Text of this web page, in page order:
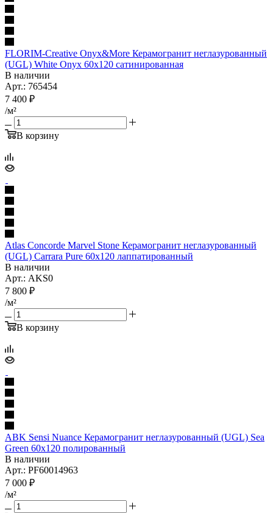
FLORIM-Creative Onyx&More Керамогранит неглазурованный
(UGL) White Onyx 60x120 сатинированная
В наличии
Арт.: 765454
7 400 ₽
/м²
В корзину
Atlas Concorde Marvel Stone Керамогранит неглазурованный
(UGL) Carrara Pure 60x120 лаппатированный
В наличии
Арт.: AKS0
7 800 ₽
/м²
В корзину
ABK Sensi Nuance Керамогранит неглазурованный (UGL) Sea
Green 60x120 полированный
В наличии
Арт.: PF60014963
7 000 ₽
/м²